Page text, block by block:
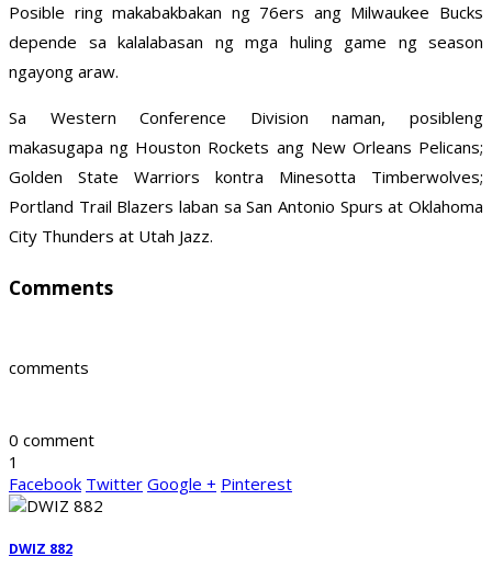
Posible ring makabakbakan ng 76ers ang Milwaukee Bucks
depende sa kalalabasan ng mga huling game ng season
ngayong araw.
Sa Western Conference Division naman, posibleng
makasugapa ng Houston Rockets ang New Orleans Pelicans;
Golden State Warriors kontra Minesotta Timberwolves;
Portland Trail Blazers laban sa San Antonio Spurs at Oklahoma
City Thunders at Utah Jazz.
Comments
comments
0 comment
1
Facebook Twitter Google + Pinterest
DWIZ 882